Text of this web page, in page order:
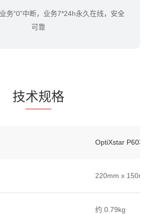
务“0”中断，业务7*24h永久在线，安全
可靠
技术规格
OptiXstar
220mm x
约 0.79kg